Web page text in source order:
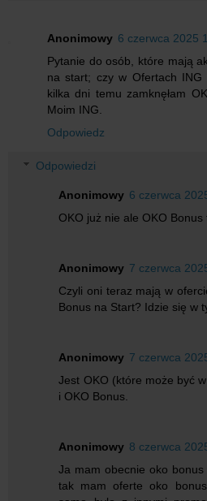
Anonimowy 6 czerwca 2025
Pytanie do osób, które mają
na start; czy w Ofertach
kilka dni temu zamknęłam
Moim ING.
Odpowiedz
Odpowiedzi
Anonimowy 6 czerwca
OKO już nie ale OKO Bonus
Anonimowy 7 czerwca
Czyli oni teraz mają w
Bonus na Start? Idzie się w
Anonimowy 7 czerwca
Jest OKO (które może być
i OKO Bonus.
Anonimowy 8 czerwca
Ja mam obecnie oko
tak mam oferte oko